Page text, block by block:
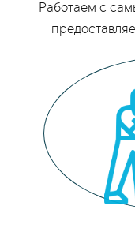
Работаем с